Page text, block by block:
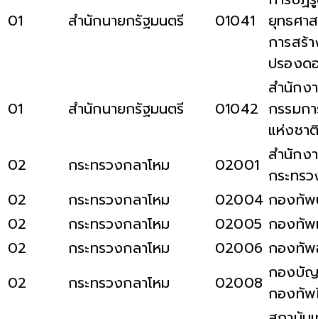
01 สำนักนายกรัฐมนตรี 01041
ยุทธศา
การสร้
ปรองด
01 สำนักนายกรัฐมนตรี 01042
สำนักง
กรรมก
แห่งชา
02
กระทรวงกลาโหม 02001 สำนักง
กระทร
02
กระทรวงกลาโหม 02004 กองทั
02
กระทรวงกลาโหม 02005 กองทัพ
02
กระทรวงกลาโหม 02006 กองทัพ
02
กระทรวงกลาโหม 02008 กองบัญ
กองทัพ